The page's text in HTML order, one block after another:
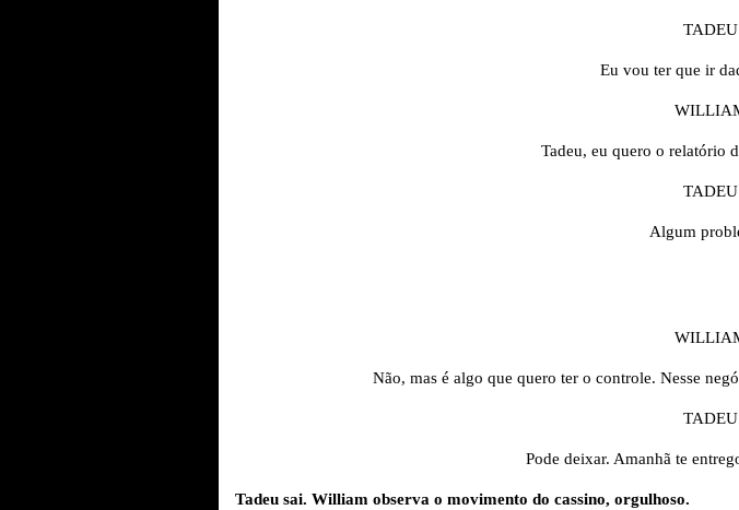
TADEU
Eu vou ter que ir
Tadeu, eu quero o relatório
TADEU
Algum
Não, mas é algo que quero ter o controle. Nesse
TADEU
Pode deixar. Amanhã te
Tadeu sai. William observa o movimento do cassino, orgulhoso.